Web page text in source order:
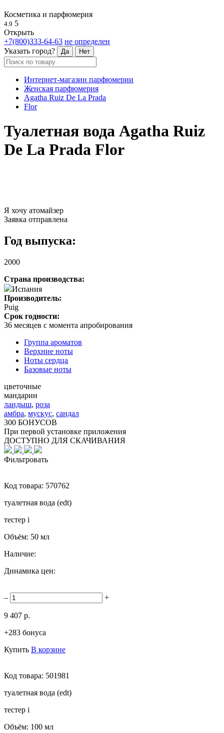
Косметика и парфюмерия
4.9 5
Открыть
+7(800)333-64-63 не определен
Указать город?
Да Нет
Интернет-магазин парфюмерии
Женская парфюмерия
Agatha Ruiz De La Prada
Flor
Туалетная вода Agatha Ruiz
De La Prada Flor
Я хочу атомайзер
Заявка отправлена
Год выпуска:
2000
Страна производства:
Испания
Производитель:
Puig
Срок годности:
36 месяцев с момента апробирования
Группа ароматов
Верхние ноты
Ноты сердца
Базовые ноты
цветочные
мандарин
ландыш, роза
амбра, мускус, сандал
300 БОНУСОВ
При первой установке приложения
ДОСТУПНО ДЛЯ СКАЧИВАНИЯ
Фильтровать
Код товара: 570762
туалетная вода (edt)
тестер i
Объём: 50 мл
Наличие:
Динамика цен:
– +
9 407 р.
+283 бонуса
Купить В корзине
Код товара: 501981
туалетная вода (edt)
тестер i
Объём: 100 мл